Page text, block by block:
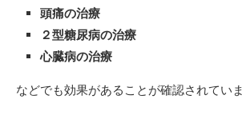
頭痛の治療
２型糖尿病の治療
心臓病の治療
などでも効果があることが確認されていま